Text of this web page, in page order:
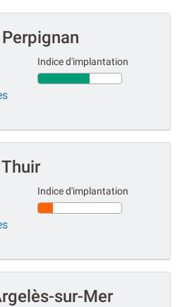
Indice d'implantation
Indice d'implantation
sur-Mer